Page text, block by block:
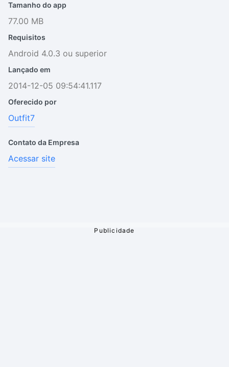
Tamanho do app
77.00 MB
Requisitos
Android 4.0.3 ou superior
Lançado em
2014-12-05 09:54:41.117
Oferecido por
Outfit7
Contato da Empresa
Acessar site